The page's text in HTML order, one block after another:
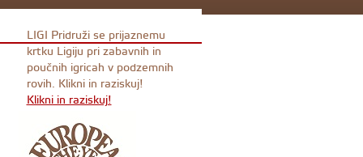
LIGI Pridruži se prijaznemu
krtku Ligiju pri zabavnih in
poučnih igricah v podzemnih
rovih. Klikni in raziskuj!
Klikni in raziskuj!